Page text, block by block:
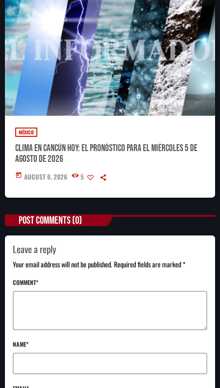
MÉXICO
Clima en Cancún hoy: el pronóstico para el miércoles 5 de
agosto de 2026
today AUGUST 6, 2026 5
POST COMMENTS (0)
Leave a reply
Your email address will not be published. Required fields are marked *
COMMENT*
NAME*